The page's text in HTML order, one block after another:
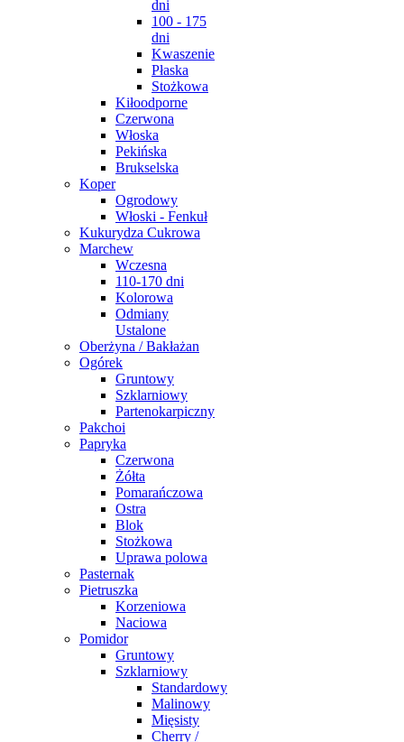
dni
100 - 175
dni
Kwaszenie
Płaska
Stożkowa
Kiłoodporne
Czerwona
Włoska
Pekińska
Brukselska
Koper
Ogrodowy
Włoski - Fenkuł
Kukurydza Cukrowa
Marchew
Wczesna
110-170 dni
Kolorowa
Odmiany
Ustalone
Oberżyna / Bakłażan
Ogórek
Gruntowy
Szklarniowy
Partenokarpiczny
Pakchoi
Papryka
Czerwona
Żółta
Pomarańczowa
Ostra
Blok
Stożkowa
Uprawa polowa
Pasternak
Pietruszka
Korzeniowa
Naciowa
Pomidor
Gruntowy
Szklarniowy
Standardowy
Malinowy
Mięsisty
Cherry /